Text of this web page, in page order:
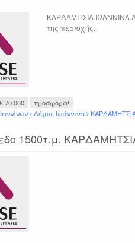
ΚΑΡΔΑΜΙΤΣΙΑ ΙΩΑΝΝΙΝΑ
της περιοχής.
€ 70.000
προσφορά!
Δήμος Ιωάννινα
1500τ.μ.